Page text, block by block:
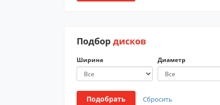
Подбор дисков
Ширина Диаметр
Подобрать Сбросить